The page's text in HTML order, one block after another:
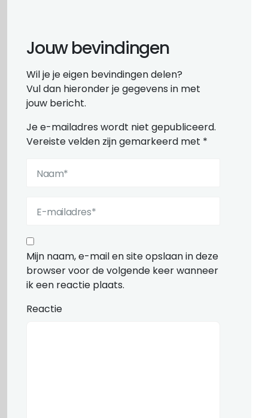
Jouw bevindingen
Wil je je eigen bevindingen delen?
Vul dan hieronder je gegevens in met
jouw bericht.
Je e-mailadres wordt niet gepubliceerd.
Vereiste velden zijn gemarkeerd met *
Mijn naam, e-mail en site opslaan in deze
browser voor de volgende keer wanneer
ik een reactie plaats.
Reactie